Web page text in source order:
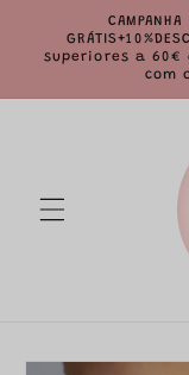
para o
conteúdo
superiores a 60€
com